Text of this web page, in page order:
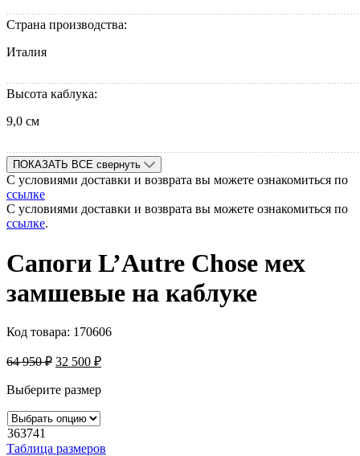
Страна производства:
Италия
Высота каблука:
9,0 см
ПОКАЗАТЬ ВСЕ свернуть
С условиями доставки и возврата вы можете ознакомиться по
ссылке
С условиями доставки и возврата вы можете ознакомиться по
ссылке.
Сапоги L’Autre Chose мех
замшевые на каблуке
Код товара: 170606
64 950₽ 32 500 ₽
Выберите размер
363741
Таблица размеров